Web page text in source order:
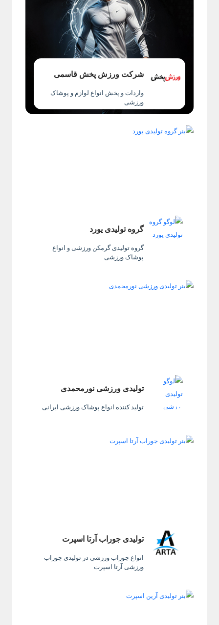
شرکت ورزش پخش قاسمی
واردات و پخش انواع لوازم و پوشاک
ورزشی
گروه تولیدی یورد
گروه تولیدی گرمکن ورزشی و انواع
پوشاک ورزشی
تولیدی ورزشی نورمحمدی
تولید کننده انواع پوشاک ورزشی ایرانی
تولیدی جوراب آرتا اسپرت
انواع جوراب ورزشی در تولیدی جوراب
ورزشی آرتا اسپرت